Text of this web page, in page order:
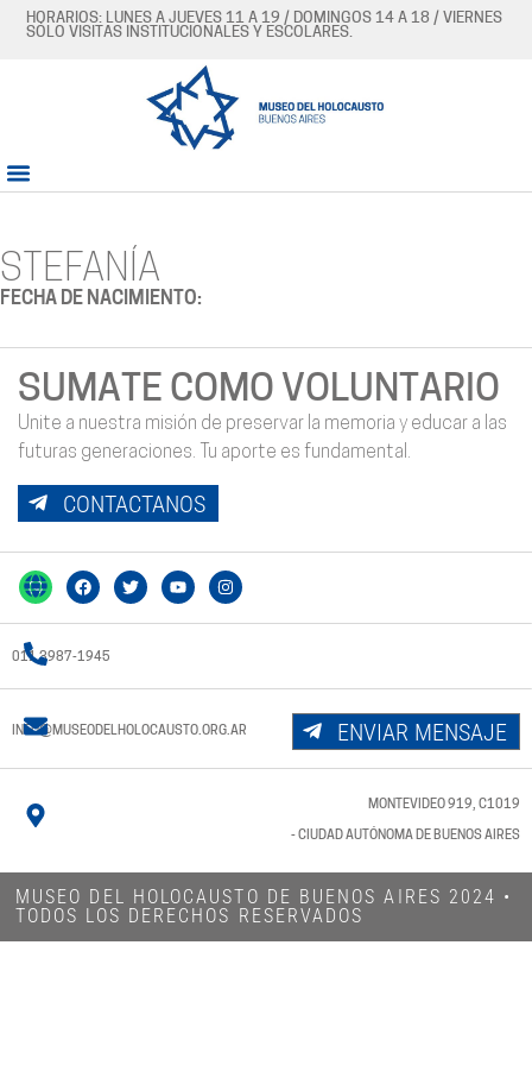
HORARIOS: LUNES A JUEVES 11 A 19 / DOMINGOS 14 A 18 / VIERNES
SÓLO VISITAS INSTITUCIONALES Y ESCOLARES.
STEFANÍA
FECHA DE NACIMIENTO:
SUMATE COMO VOLUNTARIO
Unite a nuestra misión de preservar la memoria y educar a las
futuras generaciones. Tu aporte es fundamental.
CONTACTANOS
011 3987-1945
INFO@MUSEODELHOLOCAUSTO.ORG.AR ENVIAR MENSAJE
MONTEVIDEO 919, C1019
- CIUDAD AUTÓNOMA DE BUENOS AIRES
MUSEO DEL HOLOCAUSTO DE BUENOS AIRES 2024​ •
TODOS LOS DERECHOS RESERVADOS